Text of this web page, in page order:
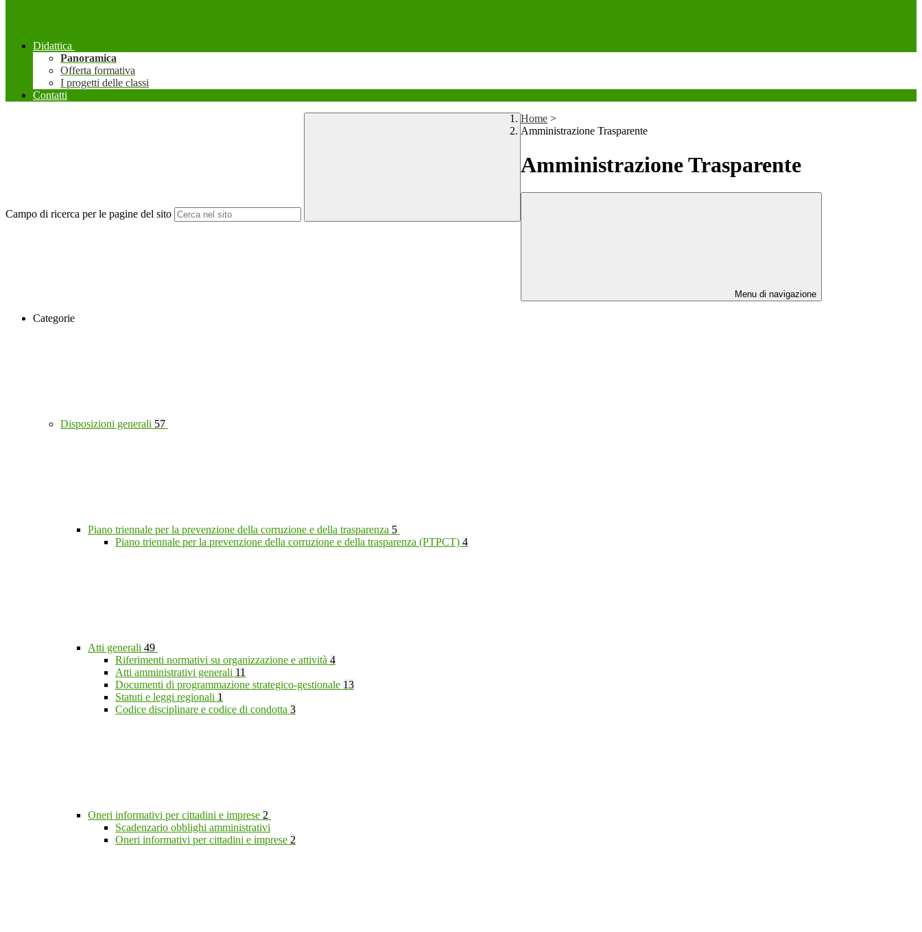
Didattica
Panoramica
Offerta formativa
I progetti delle classi
Contatti
Campo di ricerca per le pagine del sito
Home >
Amministrazione Trasparente
Amministrazione Trasparente
Menu di navigazione
Categorie
Disposizioni generali 57
Piano triennale per la prevenzione della corruzione e della trasparenza 5
Piano triennale per la prevenzione della corruzione e della trasparenza (PTPCT) 4
Atti generali 49
Riferimenti normativi su organizzazione e attività 4
Atti amministrativi generali 11
Documenti di programmazione strategico-gestionale 13
Statuti e leggi regionali 1
Codice disciplinare e codice di condotta 3
Oneri informativi per cittadini e imprese 2
Scadenzario obblighi amministrativi
Oneri informativi per cittadini e imprese 2